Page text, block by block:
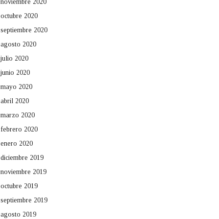
noviembre 2020
octubre 2020
septiembre 2020
agosto 2020
julio 2020
junio 2020
mayo 2020
abril 2020
marzo 2020
febrero 2020
enero 2020
diciembre 2019
noviembre 2019
octubre 2019
septiembre 2019
agosto 2019